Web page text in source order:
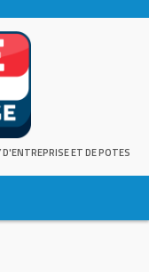
D'ENTREPRISE ET DE POTES